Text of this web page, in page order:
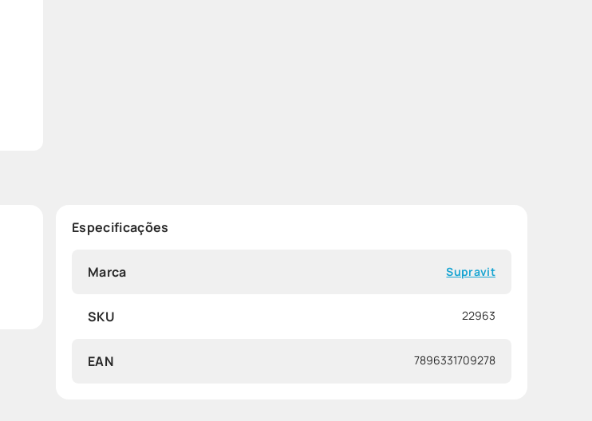
Especificações
Marca Supravit
SKU 22963
EAN 7896331709278